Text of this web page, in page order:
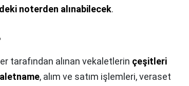
noterden alınabilecek.
tarafından alınan vekaletlerin çeşitleri
, alım ve satım işlemleri, veraset